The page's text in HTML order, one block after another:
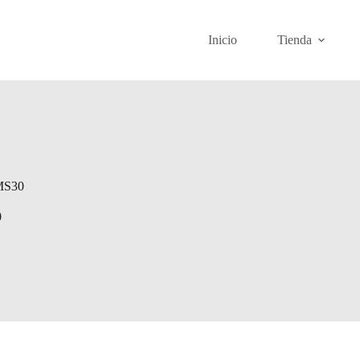
Inicio Tienda